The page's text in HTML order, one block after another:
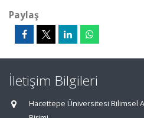
Paylaş
İletişim Bilgileri
Hacettepe Üniversitesi Bilimsel